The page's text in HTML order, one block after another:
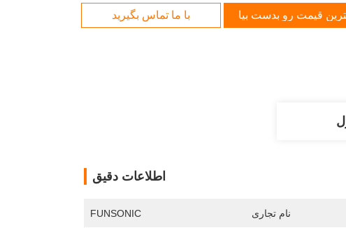
قیمت رو بدست بیار با ما تماس بگیرید
اطلاعات دقیق
نام تجاری FUNSONIC